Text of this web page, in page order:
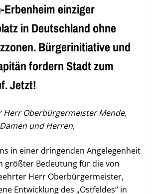
Erbenheim einziger
in Deutschland ohne
Bürgerinitiative und
fordern Stadt zum
Jetzt!
Herr Oberbürgermeister Mende,
und Herren,
in einer dringenden Angelegenheit
größter Bedeutung für die von
Herr Oberbürgermeister,
Entwicklung des „Ostfeldes“ in